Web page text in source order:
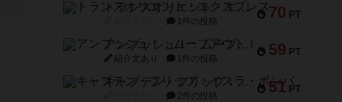
70 PT
トランスオリエント・エクスプレス
1件の投稿
59 PT
アンブッシュ！：ムーブアウト！
紹介文あり 1件の投稿
51 PT
キャプテン・フリップ：イスラ・ボンバ
2件の投稿